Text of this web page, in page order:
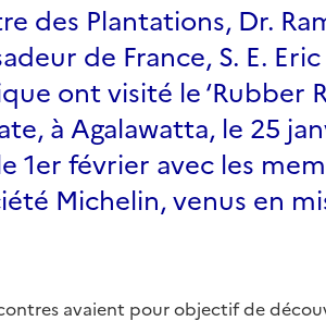
des Plantations, Dr.
de France, S. E.
ont visité le ‘Rubber
à Agalawatta, le 25
1er février avec les
Michelin, venus en
avaient pour objectif de